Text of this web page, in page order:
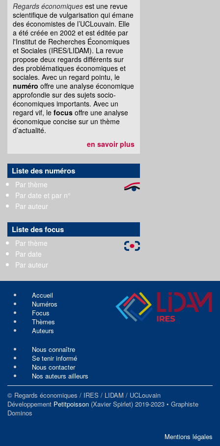
Regards économiques est une revue
scientifique de vulgarisation qui émane
des économistes de l’UCLouvain. Elle
a été créée en 2002 et est éditée par
l'Institut de Recherches Économiques
et Sociales (IRES/LIDAM). La revue
propose deux regards différents sur
des problématiques économiques et
sociales. Avec un regard pointu, le
numéro offre une analyse économique
approfondie sur des sujets socio-
économiques importants. Avec un
regard vif, le focus offre une analyse
économique concise sur un thème
d’actualité.
en savoir plus
Liste des numéros
Par thème
Par date et par n°
Par auteur
Liste des focus
Par thème
Par date
Par auteur
Accueil
Numéros
Focus
Thèmes
Auteurs
Nous connaître
Se tenir informé
Nous contacter
Nos auteurs ailleurs
© Regards économiques / IRES / LIDAM / UCLouvain
Développement Petitpoisson (Xavier Spirlet) 2019-2023 • Graphiste
Dominos
Mentions légales